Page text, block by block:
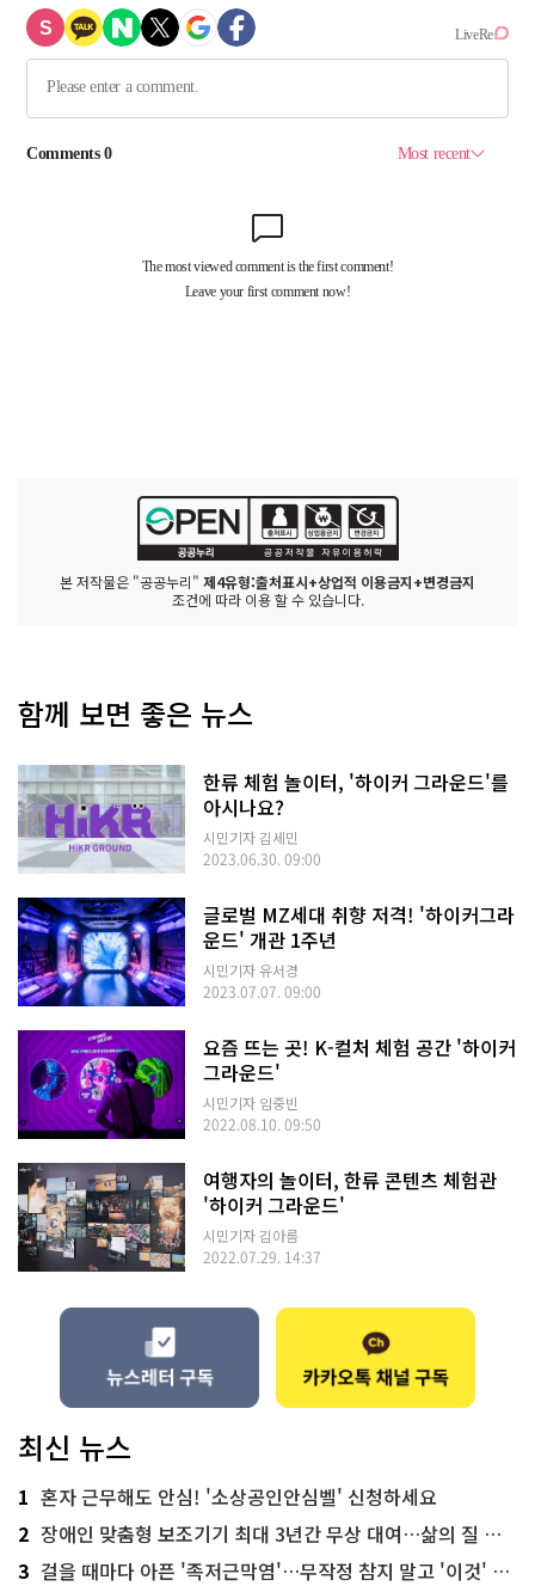
본 저작물은 "공공누리" 제4유형:출처표시+상업적 이용금지+변경금지
조건에 따라 이용 할 수 있습니다.
함께 보면 좋은 뉴스
한류 체험 놀이터, '하이커 그라운드'를
아시나요?
시민기자 김세민
2023.06.30. 09:00
글로벌 MZ세대 취향 저격! '하이커그라
운드' 개관 1주년
시민기자 유서경
2023.07.07. 09:00
요즘 뜨는 곳! K-컬처 체험 공간 '하이커
그라운드'
시민기자 임중빈
2022.08.10. 09:50
여행자의 놀이터, 한류 콘텐츠 체험관
'하이커 그라운드'
시민기자 김아름
2022.07.29. 14:37
최신 뉴스
1 혼자 근무해도 안심! '소상공인안심벨' 신청하세요
2 장애인 맞춤형 보조기기 최대 3년간 무상 대여…삶의 질 높인다
3 걸을 때마다 아픈 '족저근막염'…무작정 참지 말고 '이것' 해보세요!